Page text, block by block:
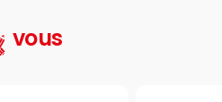
vous